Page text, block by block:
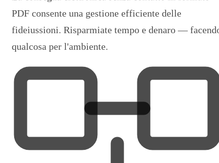
PDF consente una gestione efficiente delle
fideiussioni. Risparmiate tempo e denaro —
qualcosa per l'ambiente.